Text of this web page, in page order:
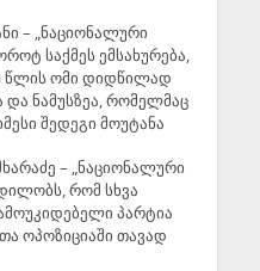
– „ნაციონალური
საქმეს ემსახურება,
წლის ომი დიდწილად
და ნამუსზეა, რომელმაც
შედეგი მოუტანა
– „ნაციონალური
რომ სხვა
პარტია
ოპოზიციაში თავად